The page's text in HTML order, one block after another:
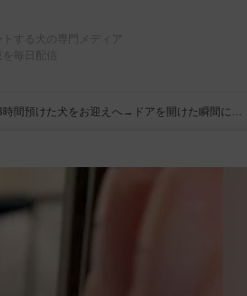
する犬の専門メディア
毎日配信
時間預けた犬をお迎えへ→ドアを開けた瞬間に